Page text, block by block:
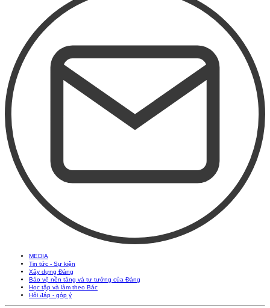
MEDIA
Tin tức - Sự kiện
Xây dựng Đảng
Bảo vệ nền tảng và tư tưởng của Đảng
Học tập và làm theo Bác
Hỏi đáp - góp ý